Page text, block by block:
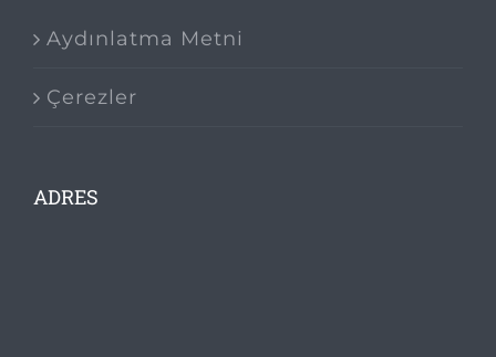
Aydınlatma Metni
Çerezler
ADRES